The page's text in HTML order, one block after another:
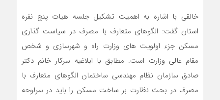
خالقی با اشاره به اهمیت تشکیل جلسه هیات پنج نفره
استان گفت: الگوهای متعارف با مصرف در سیاست گذاری
مسکن جزء اولویت های وزارت راه و شهرسازی و شخص
مقام عالی وزارت است. مطابق با ابلاغیه سرکار خانم دکتر
صادق سازمان نظام مهندسی ساختمان الگوهای متعارف با
مصرف در بحث نظارت بر ساخت مسکن را باید در سرلوحه